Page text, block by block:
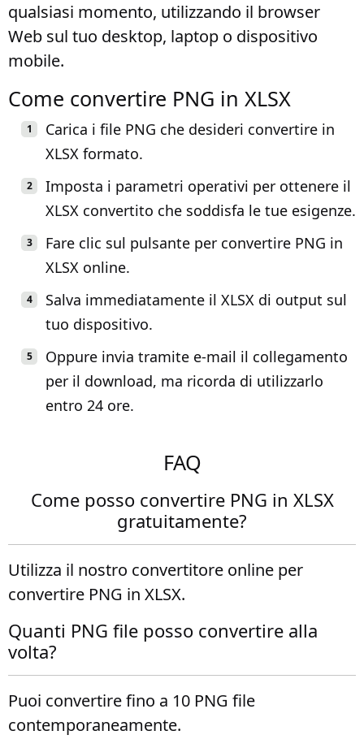
qualsiasi momento, utilizzando il browser
Web sul tuo desktop, laptop o dispositivo
mobile.
Come convertire PNG in XLSX
Carica i file PNG che desideri convertire in
XLSX formato.
Imposta i parametri operativi per ottenere il
XLSX convertito che soddisfa le tue esigenze.
Fare clic sul pulsante per convertire PNG in
XLSX online.
Salva immediatamente il XLSX di output sul
tuo dispositivo.
Oppure invia tramite e-mail il collegamento
per il download, ma ricorda di utilizzarlo
entro 24 ore.
FAQ
Come posso convertire PNG in XLSX
gratuitamente?
Utilizza il nostro convertitore online per
convertire PNG in XLSX.
Quanti PNG file posso convertire alla
volta?
Puoi convertire fino a 10 PNG file
contemporaneamente.